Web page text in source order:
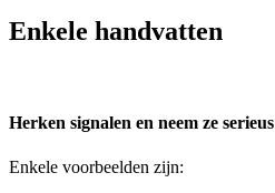
Enkele handvatten
Herken signalen en neem ze serieus
Enkele voorbeelden zijn: